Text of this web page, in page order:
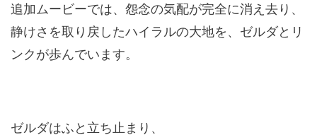
追加ムービーでは、怨念の気配が完全に消え去り、
静けさを取り戻したハイラルの大地を、ゼルダとリ
ンクが歩んでいます。
ゼルダはふと立ち止まり、